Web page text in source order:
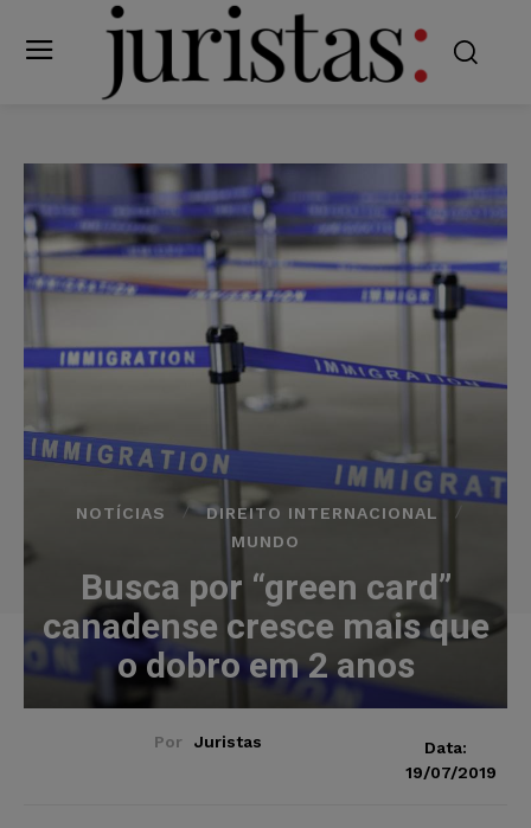
NOTÍCIAS
DIREITO INTERNACIONAL
MUNDO
Busca por “green card”
canadense cresce mais que
o dobro em 2 anos
Por Juristas
Data:
19/07/2019